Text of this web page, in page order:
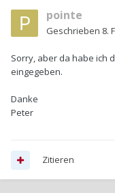
pointe
Geschrieben 8.
Sorry, aber da habe ich
eingegeben.
Danke
Peter
Zitieren